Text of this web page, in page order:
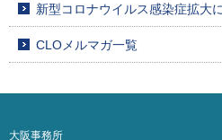
新型コロナウイルス感染症拡大
CLOメルマガ一覧
大阪事務所